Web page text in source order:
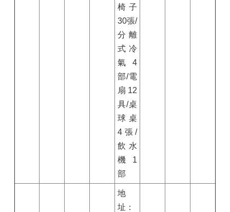
椅子
30張/
分離
式冷
氣4
部/電
扇12
具/桌
球桌
4張/
飲水
機1
部
地
址：